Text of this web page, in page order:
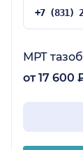
МРТ
от 17 600